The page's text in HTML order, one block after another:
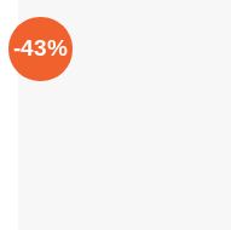
-43%